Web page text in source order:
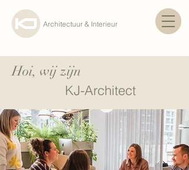
Architectuur & Interieur
Hoi, wij zijn
KJ-Architect